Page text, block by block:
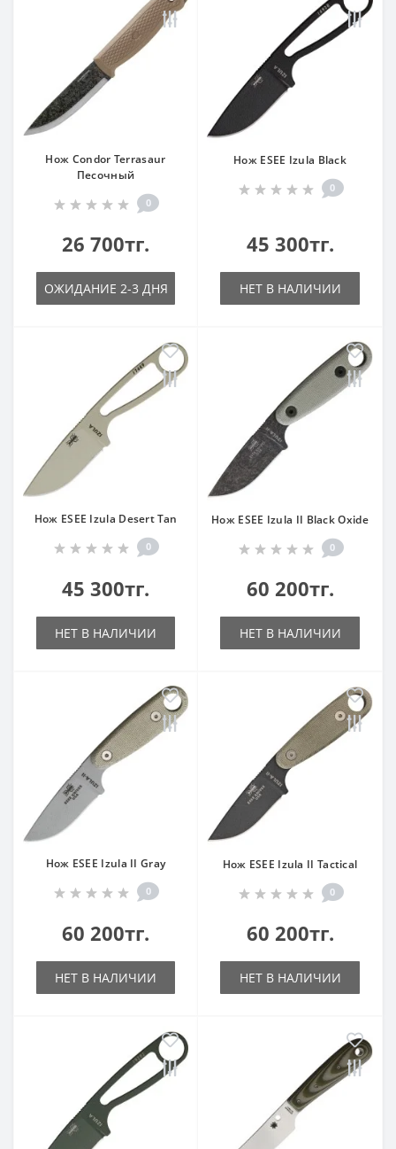
Нож Condor Terrasaur
Песочный
0
26 700тг.
ОЖИДАНИЕ 2-3 ДНЯ
Нож ESEE Izula Black
0
45 300тг.
НЕТ В НАЛИЧИИ
Нож ESEE Izula Desert Tan
0
45 300тг.
НЕТ В НАЛИЧИИ
Нож ESEE Izula II Black Oxide
0
60 200тг.
НЕТ В НАЛИЧИИ
Нож ESEE Izula II Gray
0
60 200тг.
НЕТ В НАЛИЧИИ
Нож ESEE Izula II Tactical
0
60 200тг.
НЕТ В НАЛИЧИИ